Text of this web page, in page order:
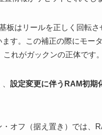
板はリールを正しく回転
す。この補正の際にモー
これがガックンの正体です。
設定変更に伴うRAM初期
オフ（据え置き）では、